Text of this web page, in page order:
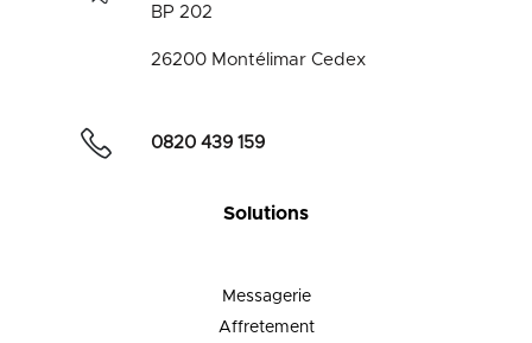
BP 202
26200 Montélimar Cedex
0820 439 159
Solutions
Messagerie
Affretement